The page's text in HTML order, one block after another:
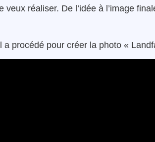
veux réaliser. De l’idée à l’image
procédé pour créer la photo «